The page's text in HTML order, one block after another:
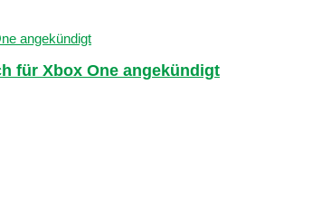
für Xbox One angekündigt